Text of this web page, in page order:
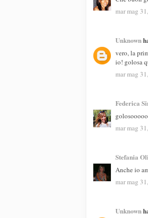
mar mag
Unknown
vero, la
io! golosa
mar mag
Federica
mar mag
Stefania
Anche io
mar mag
Unknown